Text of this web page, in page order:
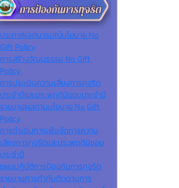
ประกาศเจตนารมณ์นโยบาย No
Gift Policy
การสร้างวัฒนธรรม No Gift
Policy
การประเมินความเสี่ยงการทุจริต
ประจำปีและประพฤติมิชอบประจำปี
รายงานผลตามนโยบาย No Gift
Policy
การดำเนินการเพื่อจัดการความ
เสี่ยงการทุจริตและประพฤติมิชอบ
ประจำปี
แผนปฏิบัติการป้องกันการทุจริต
รายงานการกำกับติดตามการ